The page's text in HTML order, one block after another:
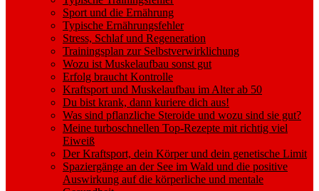
menu
Sport und die Ernährung
Typische Ernährungsfehler
Stress, Schlaf und Regeneration
Trainingsplan zur Selbstverwirklichung
Wozu ist Muskelaufbau sonst gut
Erfolg braucht Kontrolle
Kraftsport und Muskelaufbau im Alter ab 50
Du bist krank, dann kuriere dich aus!
Was sind pflanzliche Steroide und wozu sind sie gut?
Meine turboschnellen Top-Rezepte mit richtig viel
Eiweiß
Der Kraftsport, dein Körper und dein genetische Limit
Spaziergänge an der See im Wald und die positive
Auswirkung auf die körperliche und mentale